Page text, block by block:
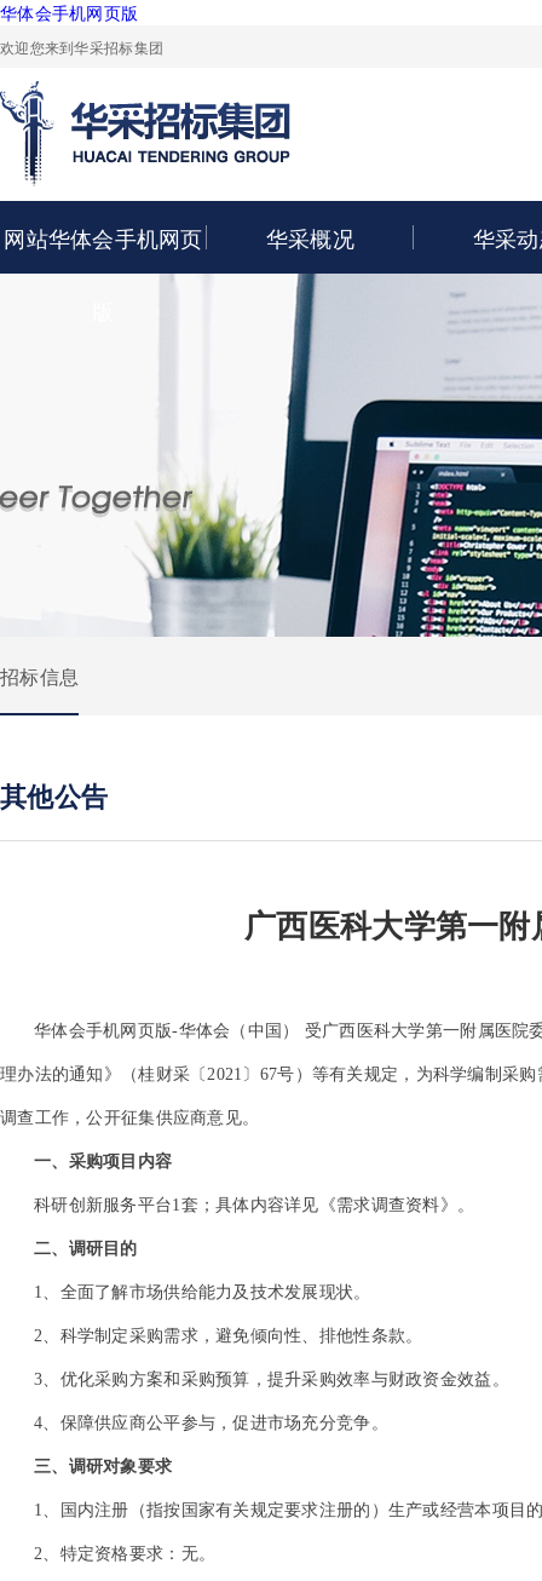
华体会手机网页版
欢迎您来到华采招标集团
网站华体会手机网页 华采概况 华采
招标信息
其他公告
广西医科大学第一
华体会手机网页版-华体会（中国） 受广西医科大学第一附属医院
理办法的通知》（桂财采〔2021〕67号）等有关规定，为科学编制采
调查工作，公开征集供应商意见。
一、采购项目内容
科研创新服务平台1套；具体内容详见《需求调查资料》。
二、调研目的
1、全面了解市场供给能力及技术发展现状。
2、科学制定采购需求，避免倾向性、排他性条款。
3、优化采购方案和采购预算，提升采购效率与财政资金效益。
4、保障供应商公平参与，促进市场充分竞争。
三、调研对象要求
1、国内注册（指按国家有关规定要求注册的）生产或经营本项目
2、特定资格要求：无。